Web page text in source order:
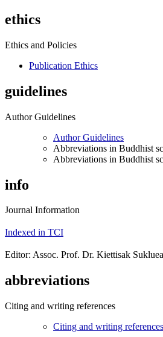
ethics
Ethics and Policies
Publication Ethics
guidelines
Author Guidelines
Author Guidelines
Abbreviations in Buddhist
Abbreviations in Buddhist
info
Journal Information
Indexed in TCI
Editor: Assoc. Prof. Dr. Kiettisak
abbreviations
Citing and writing references
Citing and writing references